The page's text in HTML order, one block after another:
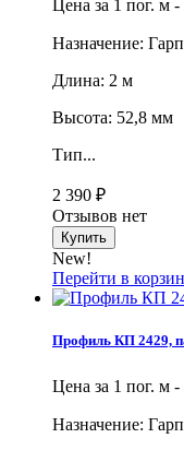
Цена за 1 пог. м -
Назначение:
Длина: 2 м
Высота: 52,8 мм
Тип...
2 390 ₽
Отзывов нет
New!
Перейти в
Профиль КП 2429,
Цена за 1 пог. м -
Назначение: